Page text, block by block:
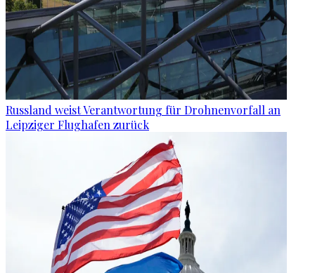
Russland weist Verantwortung für Drohnenvorfall an
Leipziger Flughafen zurück